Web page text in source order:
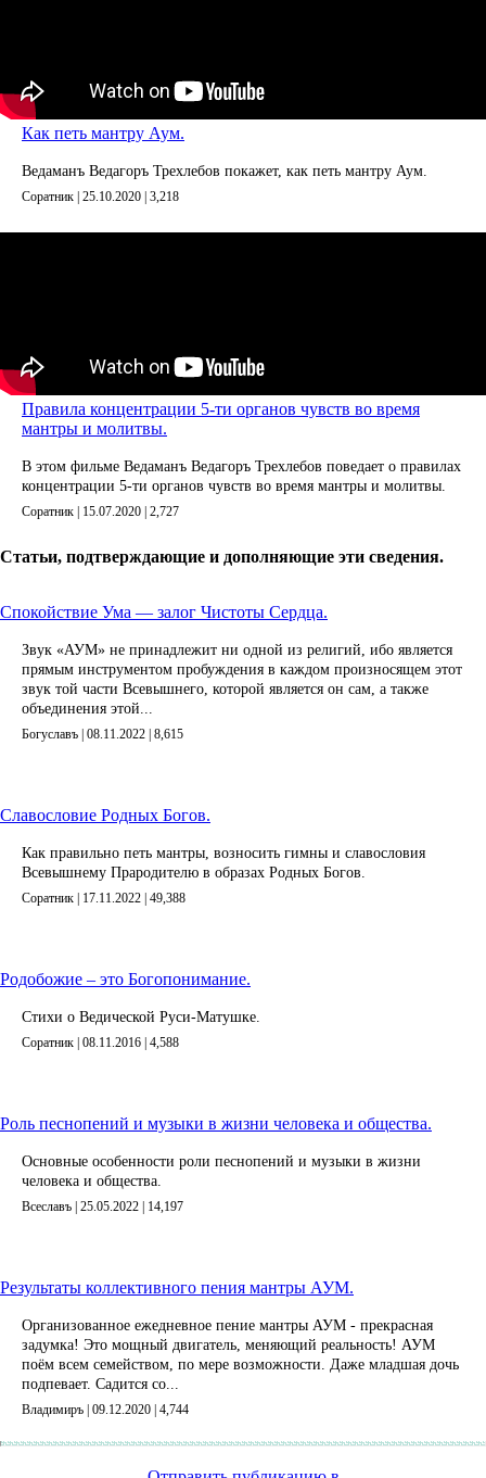
Как петь мантру Аум.
Ведаманъ Ведагоръ Треxлебов покажет, как петь мантру Аум.
Соратник | 25.10.2020 | 3,218
Правила концентрации 5-ти органов чувств во время
мантры и молитвы.
В этом фильме Ведаманъ Ведагоръ Треxлебов поведает о правилах
концентрации 5-ти органов чувств во время мантры и молитвы.
Соратник | 15.07.2020 | 2,727
Статьи, подтверждающие и дополняющие эти сведения.
Спокойствие Ума — залог Чистоты Сердца.
Звук «АУМ» не принадлежит ни одной из религий, ибо является
прямым инструментом пробуждения в каждом произносящем этот
звук той части Всевышнего, которой является он сам, а также
объединения этой...
Богуславъ | 08.11.2022 | 8,615
Славословие Родных Богов.
Как правильно петь мантры, возносить гимны и славословия
Всевышнему Прародителю в образах Родных Богов.
Соратник | 17.11.2022 | 49,388
Родобожие – это Богопонимание.
Стихи о Ведической Руси-Матушке.
Соратник | 08.11.2016 | 4,588
Роль песнопений и музыки в жизни человека и общества.
Основные особенности роли песнопений и музыки в жизни
человека и общества.
Всеславъ | 25.05.2022 | 14,197
Результаты коллективного пения мантры АУМ.
Организованное ежедневное пение мантры АУМ - прекрасная
задумка! Это мощный двигатель, меняющий реальность! АУМ
поём всем семейством, по мере возможности. Даже младшая дочь
подпевает. Садится со...
Владимиръ | 09.12.2020 | 4,744